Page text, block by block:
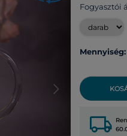
arrow_forward_ios
Fogyasztói
Mennyiség:
local_shipping